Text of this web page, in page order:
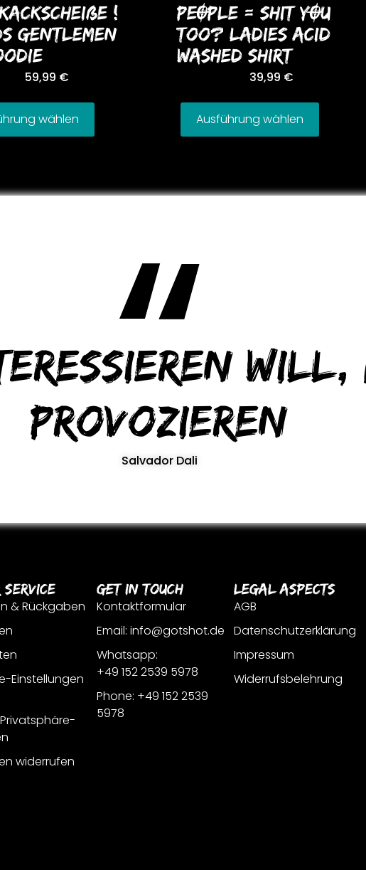
!
GENTLEMEN
59,99 €
wählen
PEOPLE = SHIT YOU
Too? LADIES ACID
WASHED SHIRT
39,99 €
Ausführung wählen
will,
provozieren
Salvador Dali
Service
& Rückgaben
Einstellungen
widerrufen
Get In Touch
Kontaktformular
Email: info@gotshot.de
Whatsapp:
+49 152 2539 5978
Phone: +49 152 2539
5978
Legal Aspects
AGB
Datenschutzerklärung
Impressum
Widerrufsbelehrung